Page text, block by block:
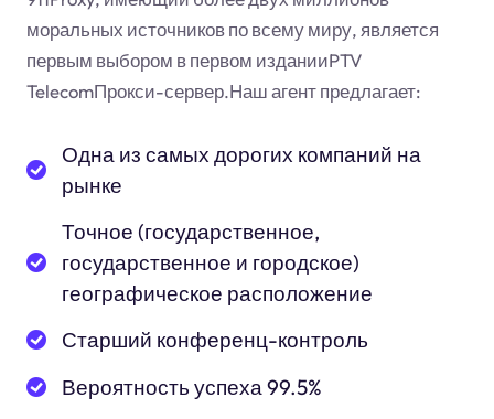
моральных источников по всему миру, является
первым выбором в первом изданииPTV
TelecomПрокси-сервер.Наш агент предлагает:
Одна из самых дорогих компаний на
рынке
Точное (государственное,
государственное и городское)
географическое расположение
Старший конференц-контроль
Вероятность успеха 99.5%